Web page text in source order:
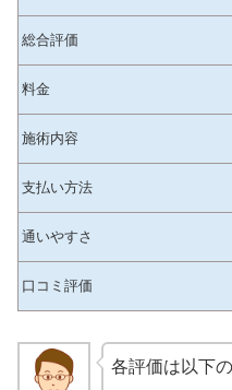
総合評価
料金
施術内容
支払い方法
通いやすさ
口コミ評価
各評価は以下